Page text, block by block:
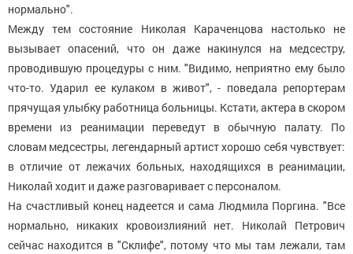
нормально".
Между тем состояние Николая Караченцова настолько не
вызывает опасений, что он даже накинулся на медсестру,
проводившую процедуры с ним. "Видимо, неприятно ему было
что-то. Ударил ее кулаком в живот", - поведала репортерам
прячущая улыбку работница больницы. Кстати, актера в скором
времени из реанимации переведут в обычную палату. По
словам медсестры, легендарный артист хорошо себя чувствует:
в отличие от лежачих больных, находящихся в реанимации,
Николай ходит и даже разговаривает с персоналом.
На счастливый конец надеется и сама Людмила Поргина. "Все
нормально, никаких кровоизлияний нет. Николай Петрович
сейчас находится в "Склифе", потому что мы там лежали, там